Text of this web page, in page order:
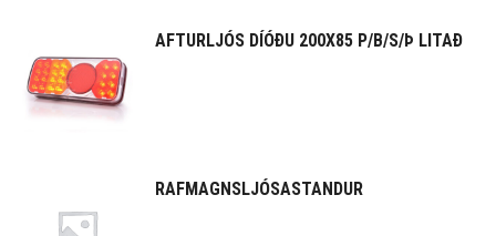
AFTURLJÓS DÍÓÐU 200X85 P/B/S/Þ LITAÐ
RAFMAGNSLJÓSASTANDUR